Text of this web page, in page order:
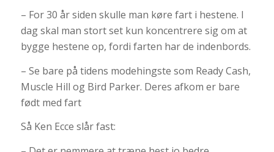
– For 30 år siden skulle man køre fart i hestene. I
dag skal man stort set kun koncentrere sig om at
bygge hestene op, fordi farten har de indenbords.
– Se bare på tidens modehingste som Ready Cash,
Muscle Hill og Bird Parker. Deres afkom er bare
født med fart
Så Ken Ecce slår fast: